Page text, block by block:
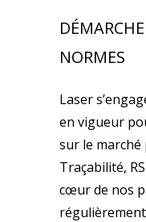
NORMES
Laser
en vigueur
sur le marché
Traçabilité,
cœur de nos